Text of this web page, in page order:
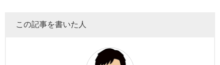
この記事を書いた人